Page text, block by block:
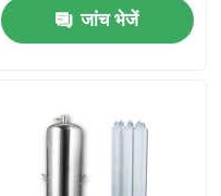
जांच भेजें